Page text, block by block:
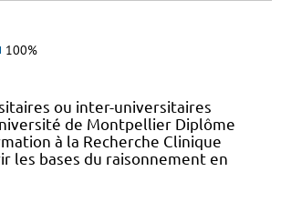
100%
ou inter-universitaires
de Montpellier Diplôme
à la Recherche Clinique
les bases du raisonnement en